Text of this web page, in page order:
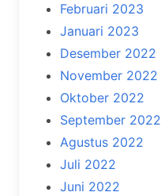
Februari 2023
Januari 2023
Desember 2022
November 2022
Oktober 2022
September 2022
Agustus 2022
Juli 2022
Juni 2022